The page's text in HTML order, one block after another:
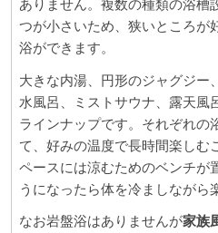
ありません。複数の種類の浴槽
つが小さいため、狭いところが
浴ができます。
大きな内湯、円形のジャグジー
水風呂、ミストサウナ、露天風
ラインナップです。それぞれの
て、好みの温度で長時間楽しむ
ペースには涼むためのベンチが
うになったら体を冷ましながら
なお岩盤浴はありませんが家族